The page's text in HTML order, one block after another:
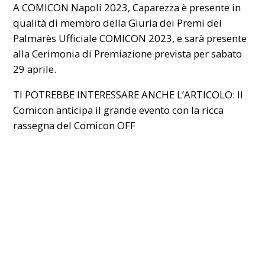
A COMICON Napoli 2023, Caparezza è presente in
qualità di membro della Giuria dei Premi del
Palmarès Ufficiale COMICON 2023, e sarà presente
alla Cerimonia di Premiazione prevista per sabato
29 aprile.
TI POTREBBE INTERESSARE ANCHE L’ARTICOLO: Il
Comicon anticipa il grande evento con la ricca
rassegna del Comicon OFF